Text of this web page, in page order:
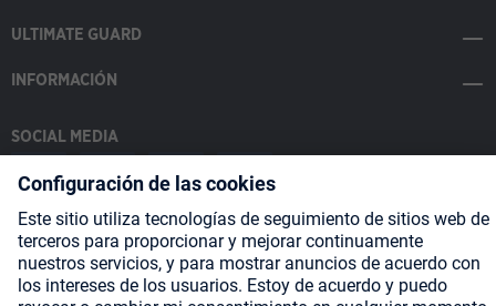
ULTIMATE GUARD
INFORMACIÓN
SOCIAL MEDIA
Payment Methods